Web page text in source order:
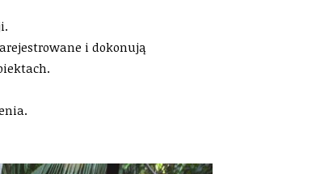
i dokonują